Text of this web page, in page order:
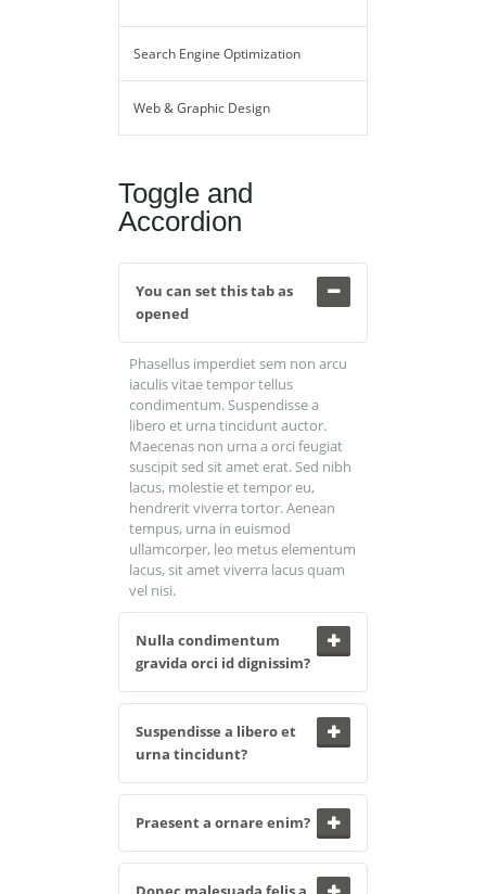
Search Engine Optimization
Web & Graphic Design
Toggle and
Accordion
You can set this tab as
opened
Phasellus imperdiet sem non arcu
iaculis vitae tempor tellus
condimentum. Suspendisse a
libero et urna tincidunt auctor.
Maecenas non urna a orci feugiat
suscipit sed sit amet erat. Sed nibh
lacus, molestie et tempor eu,
hendrerit viverra tortor. Aenean
tempus, urna in euismod
ullamcorper, leo metus elementum
lacus, sit amet viverra lacus quam
vel nisi.
Nulla condimentum
gravida orci id dignissim?
Suspendisse a libero et
urna tincidunt?
Praesent a ornare enim?